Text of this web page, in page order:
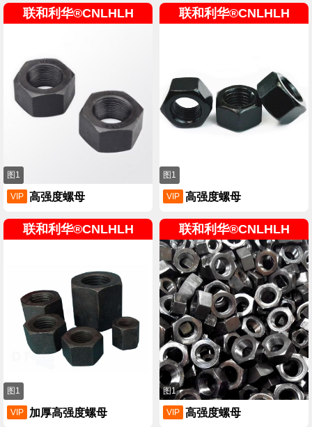
联和利华®CNLHLH
图1
VIP 高强度螺母
联和利华®CNLHLH
图1
VIP 高强度螺母
联和利华®CNLHLH
图1
VIP 加厚高强度螺母
联和利华®CNLHLH
图1
VIP 高强度螺母